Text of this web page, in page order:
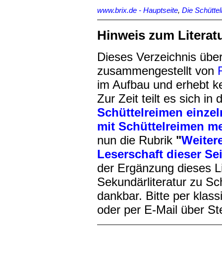
www.brix.de - Hauptseite, Die
Hinweis zum
Dieses Verzeichnis
zusammengestellt von
im Aufbau und erhebt
Zur Zeit teilt es sich in
Schüttelreimen
mit Schüttelreimen
nun die Rubrik "
Leserschaft dieser
der Ergänzung dieses
Sekundärliteratur zu
dankbar. Bitte per
oder per E-Mail über